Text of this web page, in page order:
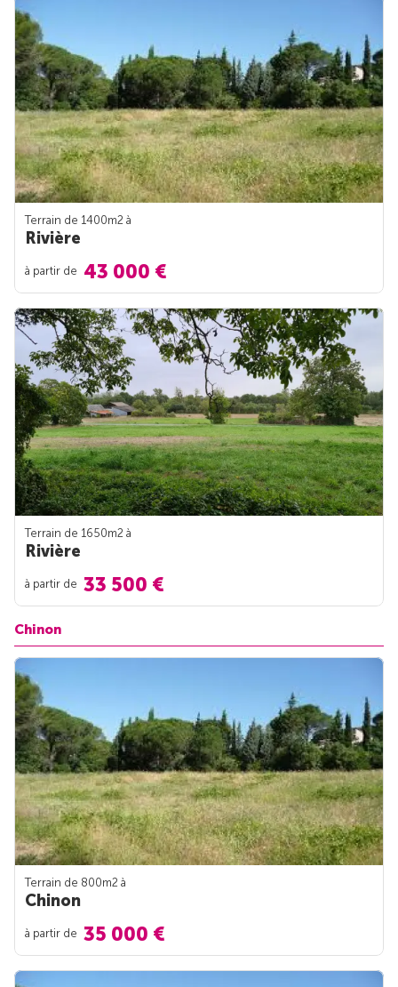
Terrain de 1400m2 à
Rivière
à partir de 43 000 €
Terrain de 1650m2 à
Rivière
à partir de 33 500 €
Chinon
Terrain de 800m2 à
Chinon
à partir de 35 000 €